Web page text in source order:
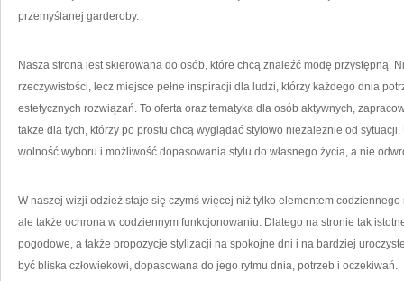
przemyślanej garderoby.
Nasza strona jest skierowana do osób, które chcą znaleźć modę przystępną.
rzeczywistości, lecz miejsce pełne inspiracji dla ludzi, którzy każdego dnia
estetycznych rozwiązań. To oferta oraz tematyka dla osób aktywnych,
także dla tych, którzy po prostu chcą wyglądać stylowo niezależnie od
wolność wyboru i możliwość dopasowania stylu do własnego życia, a nie
W naszej wizji odzież staje się czymś więcej niż tylko elementem
ale także ochrona w codziennym funkcjonowaniu. Dlatego na stronie tak
pogodowe, a także propozycje stylizacji na spokojne dni i na bardziej
być bliska człowiekowi, dopasowana do jego rytmu dnia, potrzeb i oczekiwań.